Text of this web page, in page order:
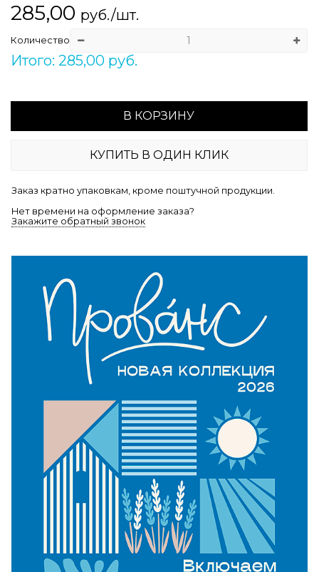
285,00 руб./шт.
Количество
Итого: 285,00 руб.
В КОРЗИНУ
КУПИТЬ В ОДИН КЛИК
Заказ кратно упаковкам, кроме поштучной продукции.
Нет времени на оформление заказа?
Закажите обратный звонок